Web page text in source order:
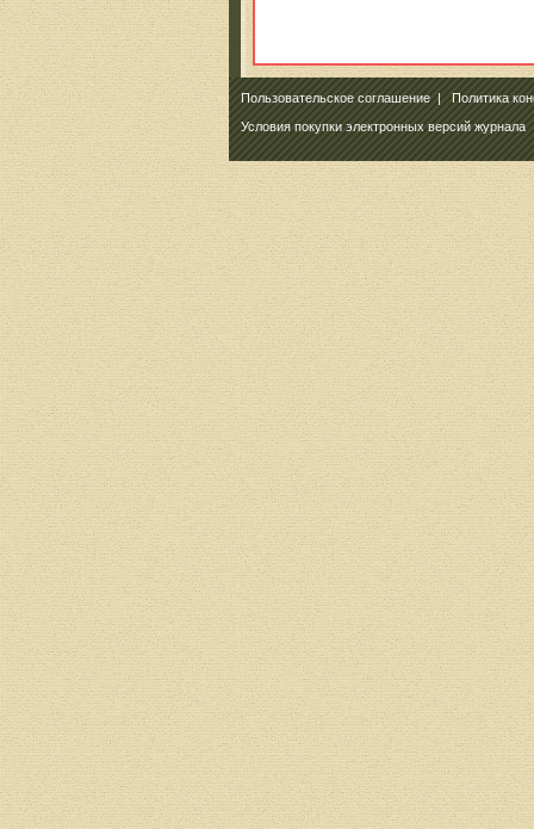
Пользовательское соглашение|Политика
Условия покупки электронных версий журнала